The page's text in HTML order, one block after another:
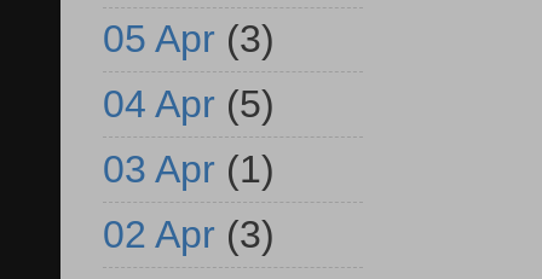
05 Apr (3)
04 Apr (5)
03 Apr (1)
02 Apr (3)